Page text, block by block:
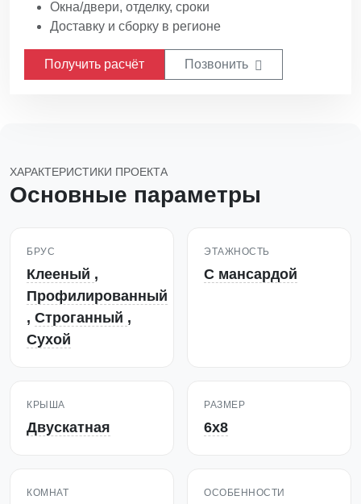
Окна/двери, отделку, сроки
Доставку и сборку в регионе
Получить расчёт Позвонить
ХАРАКТЕРИСТИКИ ПРОЕКТА
Основные параметры
БРУС
Клееный ,
Профилированный
, Строганный ,
Сухой
ЭТАЖНОСТЬ
С мансардой
КРЫША
Двускатная
РАЗМЕР
6х8
КОМНАТ ОСОБЕННОСТИ